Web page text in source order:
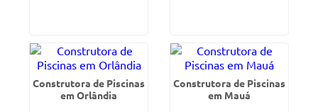
Construtora de Piscinas
em Orlândia
Construtora de Piscinas
em Mauá